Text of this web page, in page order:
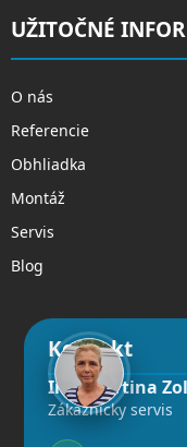
UŽITOČNÉ
O nás
Referencie
Obhliadka
Montáž
Servis
Blog
Kontakt
Ing. Martina
Zákaznícky servis